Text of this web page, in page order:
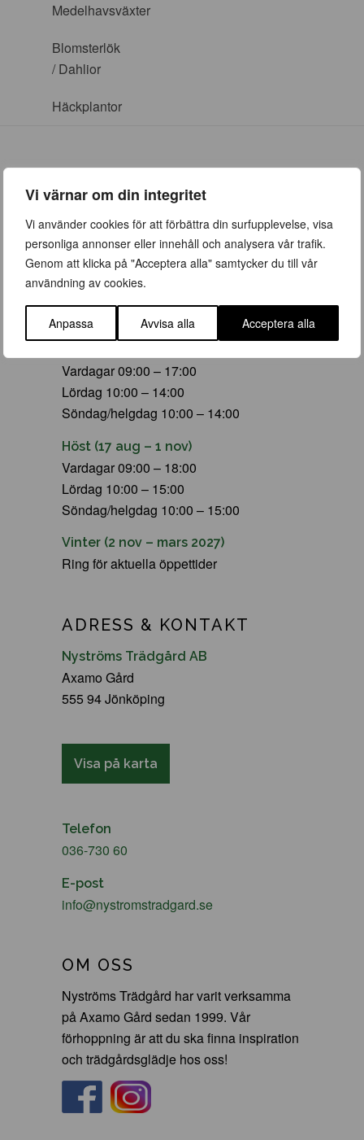
Vi värnar om din integritet
Vi använder cookies för att förbättra din surfupplevelse, visa
personliga annonser eller innehåll och analysera vår trafik.
Genom att klicka på "Acceptera alla" samtycker du till vår
användning av cookies.
Anpassa Avvisa alla Acceptera alla
Medelhavsväxter
Blomsterlök
/ Dahlior
Häckplantor
ÖPPETTIDER
Vår (23 mars – 28 juni)
Vardagar 09:00 – 19:00
Lördag 10:00 – 16:00
Söndag/helgdag 10:00 – 16:00
Vardagar 09:00 – 17:00
Lördag 10:00 – 14:00
Söndag/helgdag 10:00 – 14:00
Höst (17 aug – 1 nov)
Vardagar 09:00 – 18:00
Lördag 10:00 – 15:00
Söndag/helgdag 10:00 – 15:00
Vinter (2 nov – mars 2027)
Ring för aktuella öppettider
ADRESS & KONTAKT
Nyströms Trädgård AB
Axamo Gård
555 94 Jönköping
Visa på karta
Telefon
036-730 60
E-post
info@nystromstradgard.se
OM OSS
Nyströms Trädgård har varit verksamma
på Axamo Gård sedan 1999. Vår
förhoppning är att du ska finna inspiration
och trädgårdsglädje hos oss!